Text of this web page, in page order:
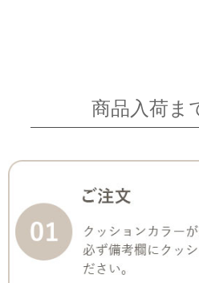
商品入荷ま